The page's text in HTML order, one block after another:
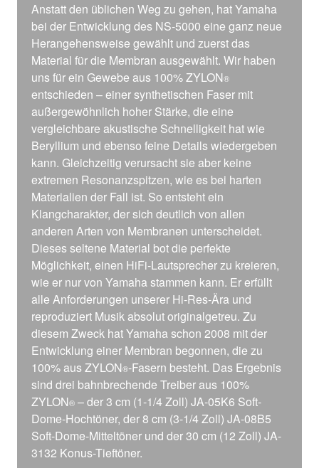
Anstatt den üblichen Weg zu gehen, hat Yamaha
bei der Entwicklung des NS-5000 eine ganz neue
Herangehensweise gewählt und zuerst das
Material für die Membran ausgewählt. Wir haben
uns für ein Gewebe aus 100% ZYLON®
entschieden – einer synthetischen Faser mit
außergewöhnlich hoher Stärke, die eine
vergleichbare akustische Schnelligkeit hat wie
Beryllium und ebenso feine Details wiedergeben
kann. Gleichzeitig verursacht sie aber keine
extremen Resonanzspitzen, wie es bei harten
Materialien der Fall ist. So entsteht ein
Klangcharakter, der sich deutlich von allen
anderen Arten von Membranen unterscheidet.
Dieses seltene Material bot die perfekte
Möglichkeit, einen HiFi-Lautsprecher zu kreieren,
wie er nur von Yamaha stammen kann. Er erfüllt
alle Anforderungen unserer Hi-Res-Ära und
reproduziert Musik absolut originalgetreu. Zu
diesem Zweck hat Yamaha schon 2008 mit der
Entwicklung einer Membran begonnen, die zu
100% aus ZYLON®-Fasern besteht. Das Ergebnis
sind drei bahnbrechende Treiber aus 100%
ZYLON® – der 3 cm (1-1/4 Zoll) JA-05K6 Soft-
Dome-Hochtöner, der 8 cm (3-1/4 Zoll) JA-08B5
Soft-Dome-Mitteltöner und der 30 cm (12 Zoll) JA-
3132 Konus-Tieftöner.